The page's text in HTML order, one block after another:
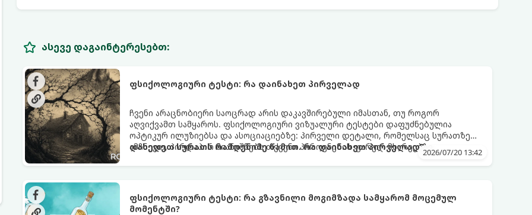
ასევე დაგაინტერესებთ:
ფსიქოლოგიური ტესტი: რა დაინახეთ პირველად
ჩვენი არაცნობიერი საოცრად არის დაკავშირებული იმასთან, თუ როგორ
აღვიქვამთ სამყაროს. ფსიქოლოგიური ვიზუალური ტესტები დაფუძნებულია
ოპტიკურ ილუზიებსა და ასოციაციებზე: პირველი დეტალი, რომელსაც სურათზე
ამჩნევთ, პირდაპირ მიანიშნებს თქვენი პიროვნების ფარულ მხარეებზე,
დახედეთ სურათს რამდენიმე წამით. რა დაინახეთ პირველად?2026/07/20 13:42
ფსიქოლოგიური ტესტი: რა გზავნილი მოგიმზადა სამყარომ მოცემულ
მომენტში?